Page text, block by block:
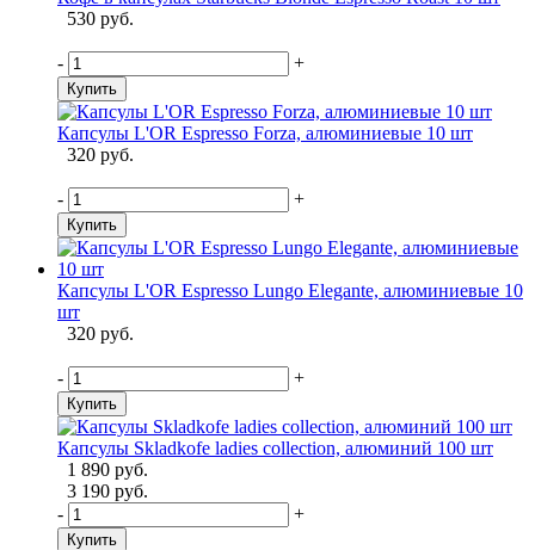
530 руб.
- +
Купить
Капсулы L'OR Espresso Forza, алюминиевые 10 шт
320 руб.
- +
Купить
Капсулы L'OR Espresso Lungo Elegante, алюминиевые 10
шт
320 руб.
- +
Купить
Капсулы Skladkofe ladies collection, алюминий 100 шт
1 890 руб.
3 190 руб.
-
+
Купить